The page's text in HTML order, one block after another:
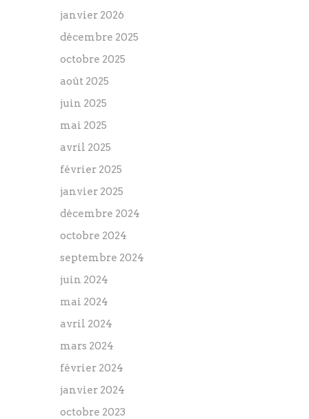
janvier 2026
décembre 2025
octobre 2025
août 2025
juin 2025
mai 2025
avril 2025
février 2025
janvier 2025
décembre 2024
octobre 2024
septembre 2024
juin 2024
mai 2024
avril 2024
mars 2024
février 2024
janvier 2024
octobre 2023